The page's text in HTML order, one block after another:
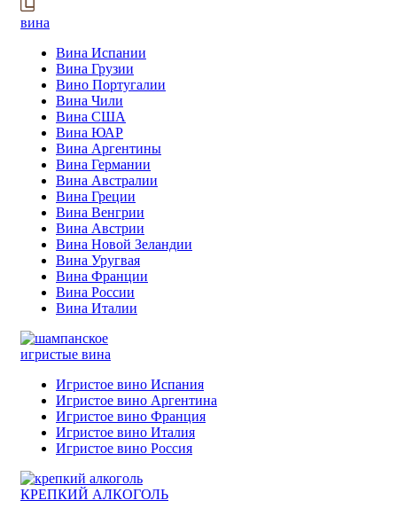
вина
Вина Испании
Вина Грузии
Вино Португалии
Вина Чили
Вина США
Вина ЮАР
Вина Аргентины
Вина Германии
Вина Австралии
Вина Греции
Вина Венгрии
Вина Австрии
Вина Новой Зеландии
Вина Уругвая
Вина Франции
Вина России
Вина Италии
игристые вина
Игристое вино Испания
Игристое вино Аргентина
Игристое вино Франция
Игристое вино Италия
Игристое вино Россия
КРЕПКИЙ АЛКОГОЛЬ